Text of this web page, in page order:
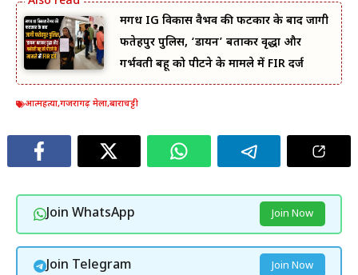
मगध IG विकास वैभव की फटकार के बाद जागी
फतेहपुर पुलिस, ‘डायन’ बताकर वृद्धा और
गर्भवती बहू को पीटने के मामले में FIR दर्ज
आत्महत्या,गजरागढ़ मेला,बाराचट्टी
Join WhatsApp Join Now
Join Telegram Join Now